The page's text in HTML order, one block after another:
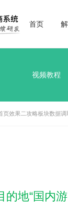
首页
视频教程
页效果二攻略板块数据
的地“国内